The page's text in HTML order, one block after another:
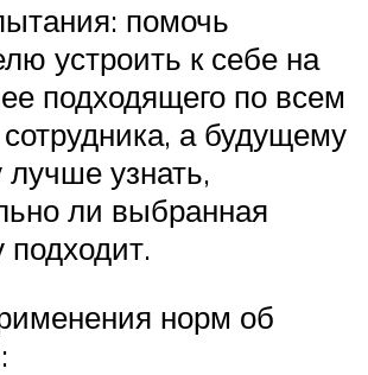
помочь
устроить к себе на
подходящего по всем
а будущему
лучше узнать,
ли выбранная
подходит.
норм об